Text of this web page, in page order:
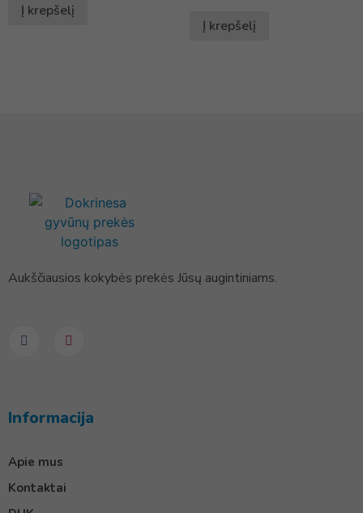
Į krepšelį
Į krepšelį
Aukščiausios kokybės prekės Jūsų augintiniams.
Informacija
Apie mus
Kontaktai